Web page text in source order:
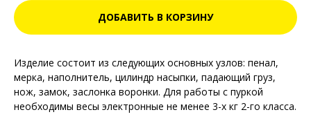
ДОБАВИТЬ В КОРЗИНУ
Изделие состоит из следующих основных узлов: пенал,
мерка, наполнитель, цилиндр насыпки, падающий груз,
нож, замок, заслонка воронки. Для работы с пуркой
необходимы весы электронные не менее 3-х кг 2-го класса.